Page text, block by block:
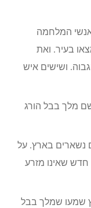
המלחמה
בעיר. ואת
ושישים איש
מלך בבל הורג
נשארים בארץ. על
שאינו מזרע
שמעו שמלך בבל